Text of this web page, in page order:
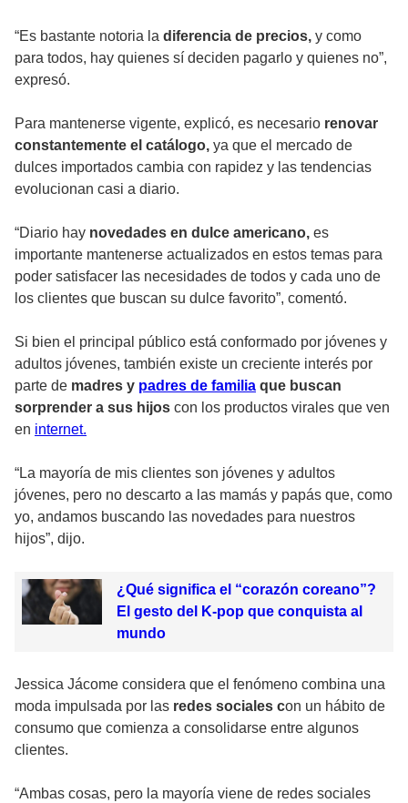
“Es bastante notoria la diferencia de precios, y como
para todos, hay quienes sí deciden pagarlo y quienes no”,
expresó.
Para mantenerse vigente, explicó, es necesario renovar
constantemente el catálogo, ya que el mercado de
dulces importados cambia con rapidez y las tendencias
evolucionan casi a diario.
“Diario hay novedades en dulce americano, es
importante mantenerse actualizados en estos temas para
poder satisfacer las necesidades de todos y cada uno de
los clientes que buscan su dulce favorito”, comentó.
Si bien el principal público está conformado por jóvenes y
adultos jóvenes, también existe un creciente interés por
parte de madres y padres de familia que buscan
sorprender a sus hijos con los productos virales que ven
en internet.
“La mayoría de mis clientes son jóvenes y adultos
jóvenes, pero no descarto a las mamás y papás que, como
yo, andamos buscando las novedades para nuestros
hijos”, dijo.
¿Qué significa el “corazón coreano”?
El gesto del K-pop que conquista al
mundo
Jessica Jácome considera que el fenómeno combina una
moda impulsada por las redes sociales con un hábito de
consumo que comienza a consolidarse entre algunos
clientes.
“Ambas cosas, pero la mayoría viene de redes sociales